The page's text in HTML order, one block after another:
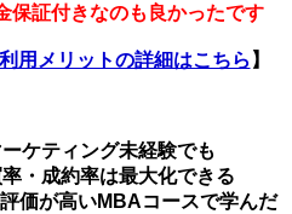
保証付きなのも良かったです
用メリットの詳細はこちら 】
ケティング未経験でも
・成約率は最大化できる
価が高いMBAコースで学んだ